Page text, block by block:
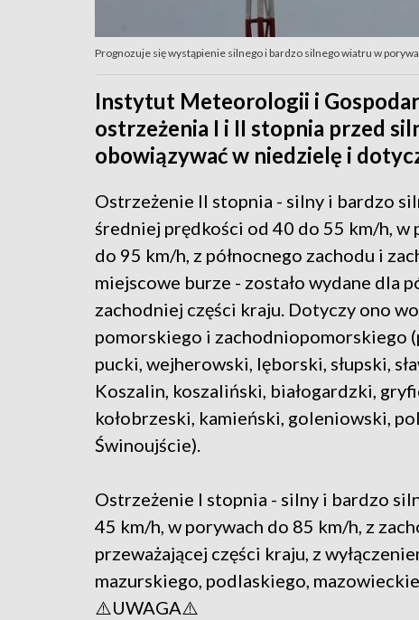
Prognozuje się wystąpienie silnego i bardzo silnego wiatru w
Instytut Meteorologii i
ostrzeżenia I i II stopnia przed
obowiązywać w niedzielę i
Ostrzeżenie II stopnia - silny i bardzo
średniej prędkości od 40 do 55 km/h, w
do 95 km/h, z północnego zachodu i
miejscowe burze - zostało wydane dla
zachodniej części kraju. Dotyczy ono
pomorskiego i zachodniopomorskiego
pucki, wejherowski, lęborski, słupski,
Koszalin, koszaliński, białogardzki,
kołobrzeski, kamieński, goleniowski,
Świnoujście).
Ostrzeżenie I stopnia - silny i bardzo
45 km/h, w porywach do 85 km/h, z
przeważającej części kraju, z
mazurskiego, podlaskiego,
⚠️UWAGA⚠️